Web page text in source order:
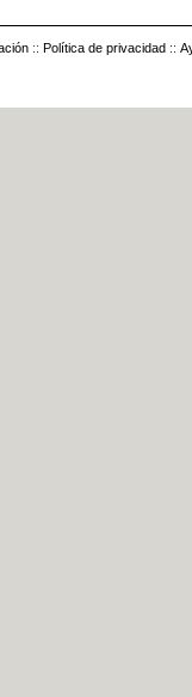
:: Política de privacidad ::